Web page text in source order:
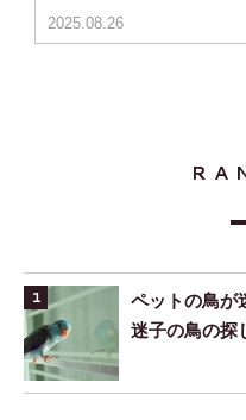
2025.08.26
ペットの鳥が
迷子の鳥の探